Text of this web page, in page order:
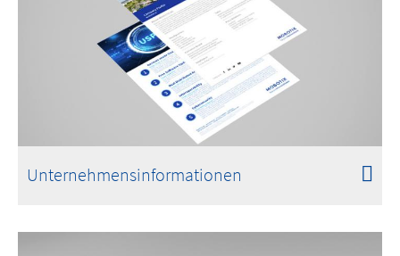
Unternehmensinformationen